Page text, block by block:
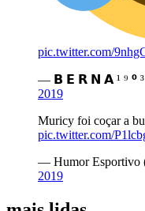
pic.twitter.com/
— 𝗕 𝗘 𝗥 𝗡 𝗔 ¹ ⁹ ⁰ ³
2019
Muricy foi coçar a
pic.twitter.com/
— Humor Esportivo
2019